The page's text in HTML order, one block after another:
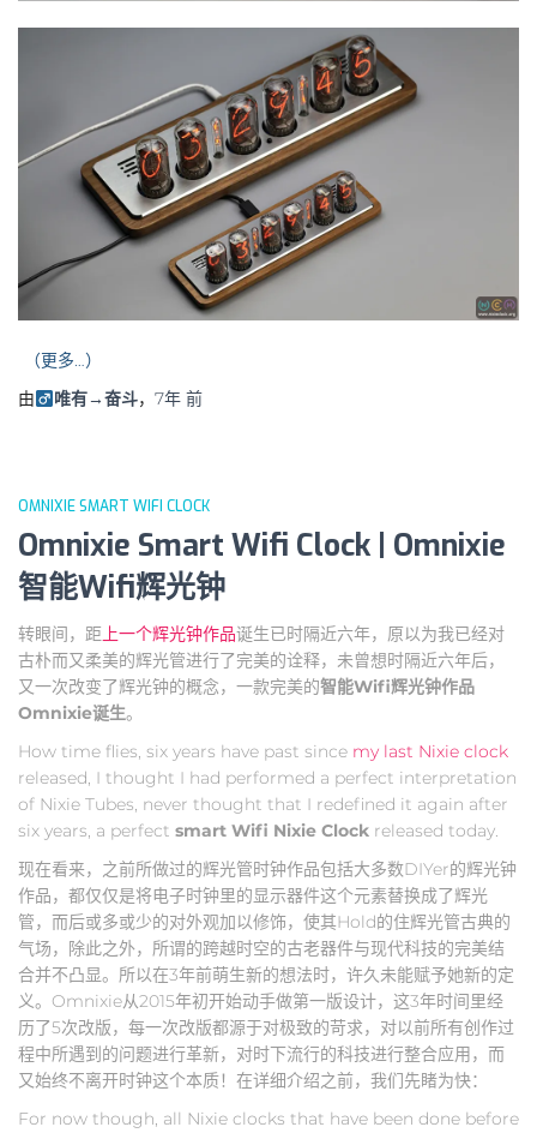
（更多…）
由
唯有→奋斗， 7年前
OMNIXIE SMART WIFI CLOCK
Omnixie Smart Wifi Clock | Omnixie
智能Wifi辉光钟
转眼间，距 上一个辉光钟作品诞生已时隔近六年，原以为我已经对
古朴而又柔美的辉光管进行了完美的诠释，未曾想时隔近六年后，
又一次改变了辉光钟的概念，一款完美的智能Wifi辉光钟作品
Omnixie诞生。
How time flies, six years have past since my last Nixie clock
released, I thought I had performed a perfect interpretation
of Nixie Tubes, never thought that I redefined it again after
six years, a perfect smart Wifi Nixie Clock released today.
现在看来，之前所做过的辉光管时钟作品包括大多数DIYer的辉光钟
作品，都仅仅是将电子时钟里的显示器件这个元素替换成了辉光
管，而后或多或少的对外观加以修饰，使其Hold的住辉光管古典的
气场，除此之外，所谓的跨越时空的古老器件与现代科技的完美结
合并不凸显。所以在3年前萌生新的想法时，许久未能赋予她新的定
义。Omnixie从2015年初开始动手做第一版设计，这3年时间里经
历了5次改版，每一次改版都源于对极致的苛求，对以前所有创作过
程中所遇到的问题进行革新，对时下流行的科技进行整合应用，而
又始终不离开时钟这个本质！在详细介绍之前，我们先睹为快：
For now though, all Nixie clocks that have been done before